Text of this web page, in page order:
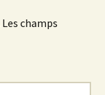
Les champs